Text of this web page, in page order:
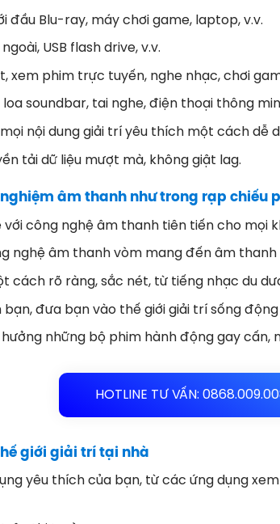
đầu Blu-ray, máy chơi game, laptop, v.v.
USB flash drive, v.v.
xem phim trực tuyến, nghe nhạc, chơi
soundbar, tai nghe, điện thoại thông
nội dung giải trí yêu thích một cách dễ
tải dữ liệu mượt mà, không giật lag.
âm thanh như trong rạp chiếu
công nghệ âm thanh tiên tiến cho mọi
nghệ âm thanh vòm mang đến âm
cách rõ ràng, sắc nét, từ tiếng nhạc du
đưa bạn vào thế giới giải trí sống
những bộ phim hành động gay cấn,
HOTLINE TƯ VẤN:
giới giải trí tại nhà
yêu thích của bạn, từ các ứng dụng